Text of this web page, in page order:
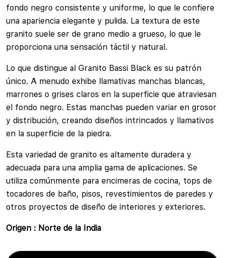
fondo negro consistente y uniforme, lo que le confiere
una apariencia elegante y pulida. La textura de este
granito suele ser de grano medio a grueso, lo que le
proporciona una sensación táctil y natural.
Lo que distingue al Granito Bassi Black es su patrón
único. A menudo exhibe llamativas manchas blancas,
marrones o grises claros en la superficie que atraviesan
el fondo negro. Estas manchas pueden variar en grosor
y distribución, creando diseños intrincados y llamativos
en la superficie de la piedra.
Esta variedad de granito es altamente duradera y
adecuada para una amplia gama de aplicaciones. Se
utiliza comúnmente para encimeras de cocina, tops de
tocadores de baño, pisos, revestimientos de paredes y
otros proyectos de diseño de interiores y exteriores.
Origen : Norte de la India